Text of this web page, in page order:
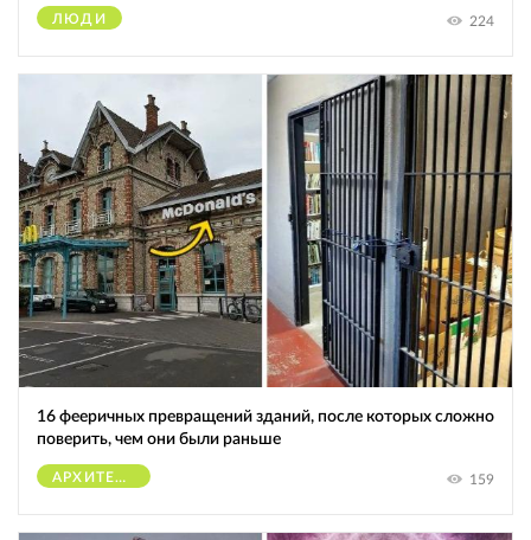
ЛЮДИ 224
16 фееричных превращений зданий, после которых сложно
поверить, чем они были раньше
АРХИТЕКТУРА 159